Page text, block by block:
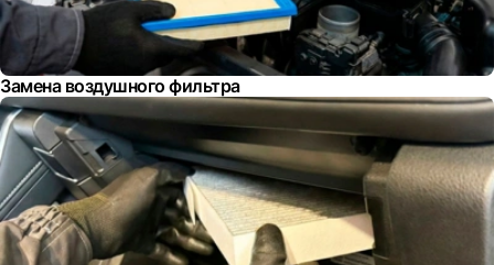
Замена воздушного фильтра